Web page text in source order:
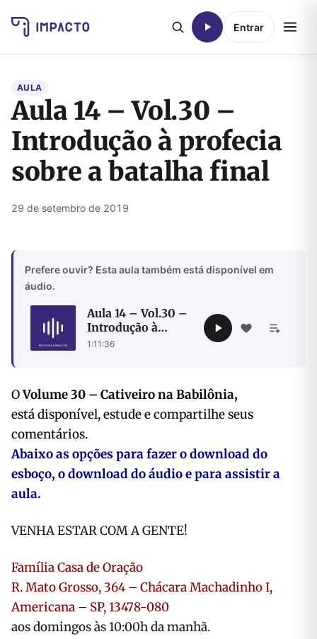
Entrar
AULA
Aula 14 – Vol.30 –
Introdução à profecia
sobre a batalha final
29 de setembro de 2019
Prefere ouvir? Esta aula também está disponível em
áudio.
Aula 14 – Vol.30 –
Introdução à
profecia sobre a
1:11:36
OVolume 30 – Cativeiro na Babilônia,
está disponível, estude e compartilhe seus
comentários.
Abaixo as opções para fazer o download do
esboço, o download do áudio e para assistir a
aula.
VENHA ESTAR COM A GENTE!
Família Casa de Oração
R. Mato Grosso, 364 – Chácara Machadinho I,
Americana – SP, 13478-080
aos domingos às 10:00h da manhã.